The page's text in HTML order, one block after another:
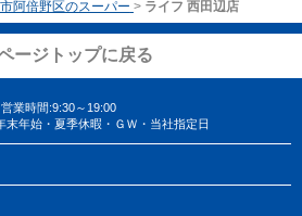
阿倍野区のスーパー > ライフ 西田辺店
ージトップに戻る
営業時間:9:30～19:00
末年始・夏季休暇・ＧＷ・当社指定日